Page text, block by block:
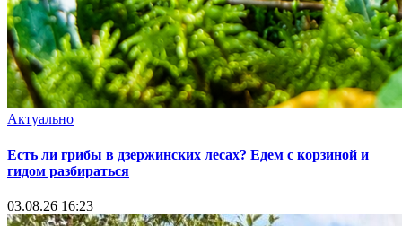
Актуально
Есть ли грибы в дзержинских лесах? Едем с корзиной и
гидом разбираться
03.08.26 16:23